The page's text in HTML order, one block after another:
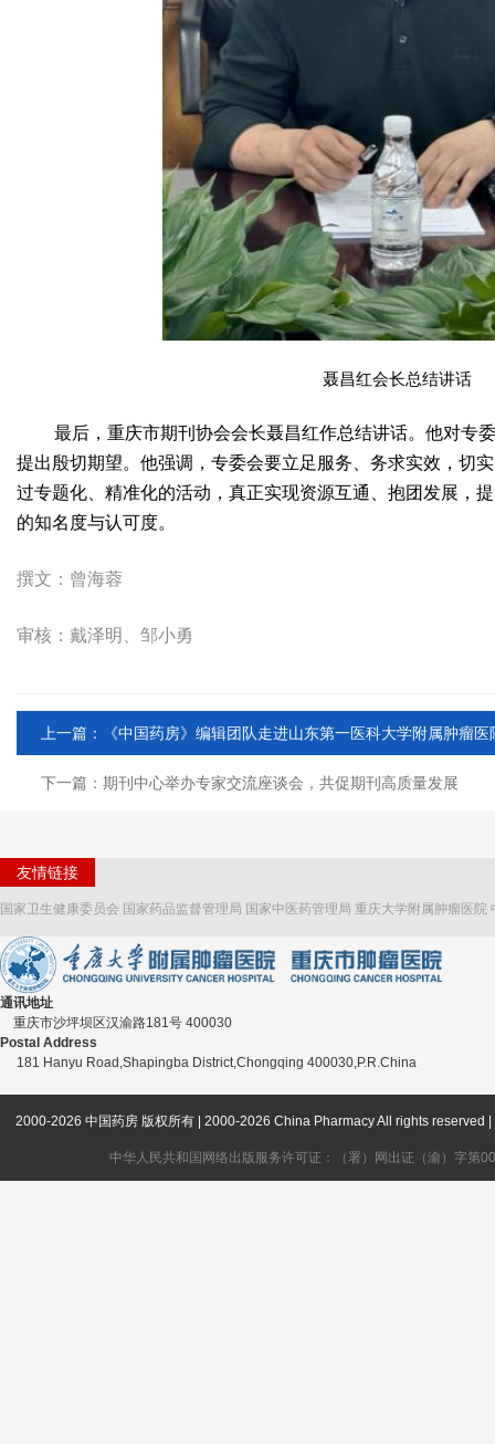
聂昌红会长总结讲话
最后，重庆市期刊协会会长聂昌红作总结讲话。他对专
提出殷切期望。他强调，专委会要立足服务、务求实效，切
过专题化、精准化的活动，真正实现资源互通、抱团发展，
的知名度与认可度。
撰文：曾海蓉
审核：戴泽明、邹小勇
上一篇：《中国药房》编辑团队走进山东第一医科大学附属肿瘤医
下一篇：期刊中心举办专家交流座谈会，共促期刊高质量发展
友情链接
国家卫生健康委员会 国家药品监督管理局 国家中医药管理局 重庆大学附属肿瘤医院
通讯地址
重庆市沙坪坝区汉渝路181号 400030
Postal Address
181 Hanyu Road,Shapingba District,Chongqing 400030,P.R.China
2000-2026 中国药房 版权所有 | 2000-2026 China Pharmacy All rights reserved
中华人民共和国网络出版服务许可证：（署）网出证（渝）字第